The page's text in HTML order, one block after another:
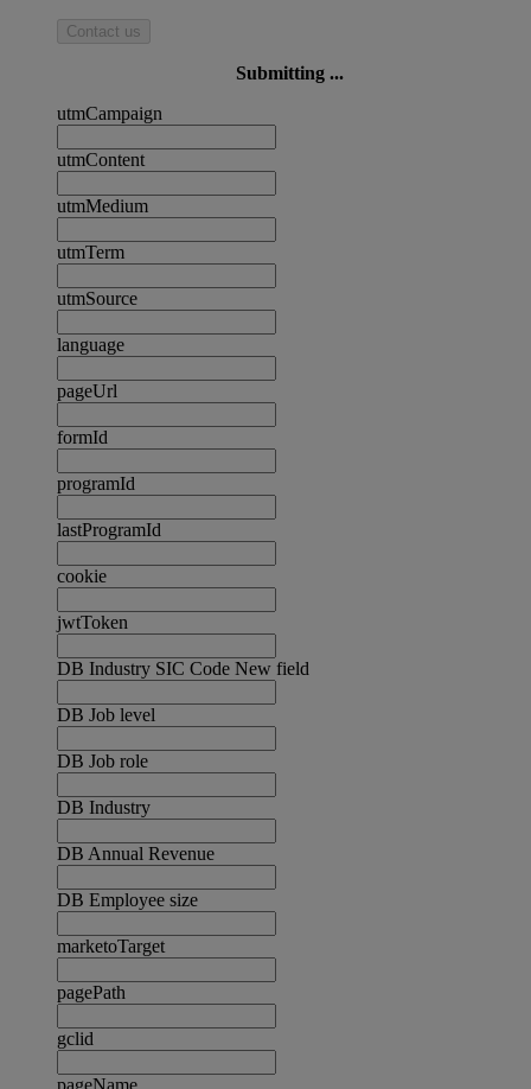
Contact us
Submitting ...
utmCampaign
utmContent
utmMedium
utmTerm
utmSource
language
pageUrl
formId
programId
lastProgramId
cookie
jwtToken
DB Industry SIC Code New field
DB Job level
DB Job role
DB Industry
DB Annual Revenue
DB Employee size
marketoTarget
pagePath
gclid
pageName